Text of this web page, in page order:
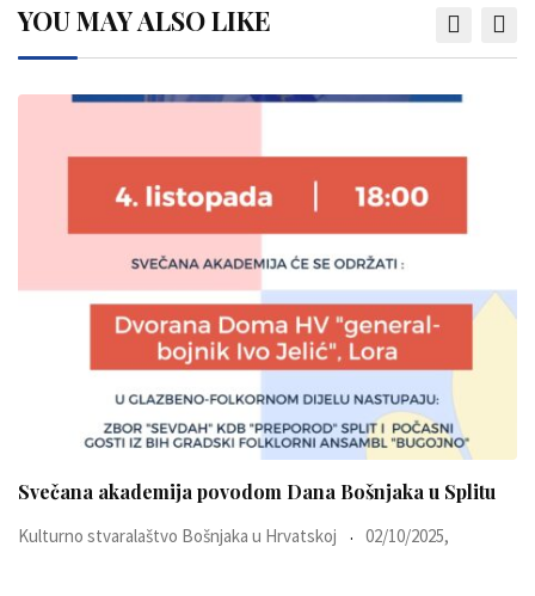
YOU MAY ALSO LIKE
Svečana akademija povodom Dana Bošnjaka u Splitu
Kulturno stvaralaštvo Bošnjaka u Hrvatskoj 02/10/2025,